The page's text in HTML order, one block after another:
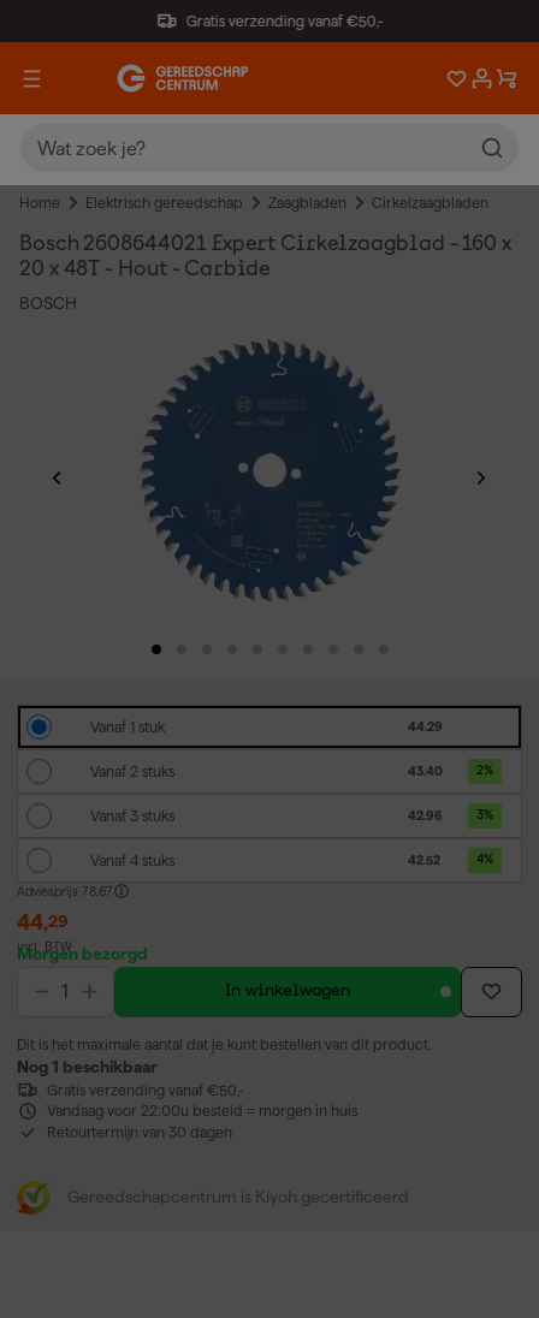
Gratis verzending vanaf €50,-
Home Elektrisch gereedschap Zaagbladen Cirkelzaagbladen
Bosch 2608644021 Expert Cirkelzaagblad - 160 x
20 x 48T - Hout - Carbide
BOSCH
Vanaf 1 stuk 44.29
Vanaf 2 stuks 43.40 2%
Vanaf 3 stuks 42.96 3%
Vanaf 4 stuks 42.52 4%
Adviesprijs 78,67
44,29
incl. BTW
Morgen bezorgd
In winkelwagen
Dit is het maximale aantal dat je kunt bestellen van dit product.
Nog 1 beschikbaar
Gratis verzending vanaf €50,-
Vandaag voor 22:00u besteld = morgen in huis
Retourtermijn van 30 dagen
Gereedschapcentrum is Kiyoh gecertificeerd